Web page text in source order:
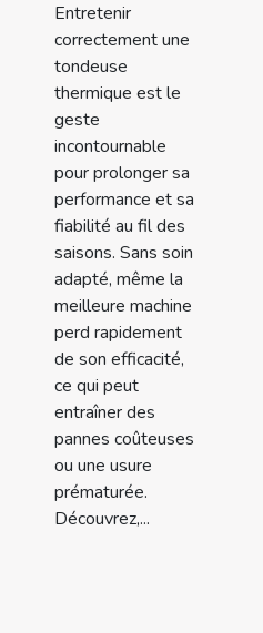
Entretenir
correctement une
tondeuse
thermique est le
geste
incontournable
pour prolonger sa
performance et sa
fiabilité au fil des
saisons. Sans soin
adapté, même la
meilleure machine
perd rapidement
de son efficacité,
ce qui peut
entraîner des
pannes coûteuses
ou une usure
prématurée.
Découvrez,...